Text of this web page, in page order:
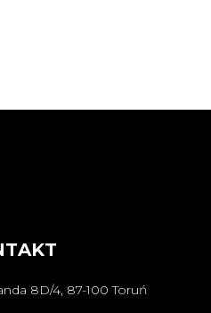
8D/4, 87-100 Toruń